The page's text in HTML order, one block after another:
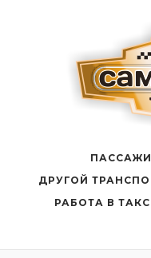
ДРУГОЙ
РАБОТА В